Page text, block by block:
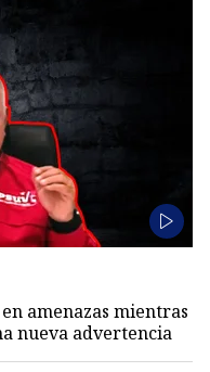
amenazas mientras
nueva advertencia